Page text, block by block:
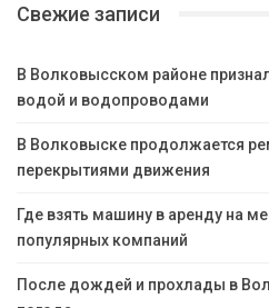
Свежие записи
В Волковысском районе
водой и водопроводами
В Волковыске продолжается
перекрытиями движения
Где взять машину в аренду на
популярных компаний
После дождей и прохлады в